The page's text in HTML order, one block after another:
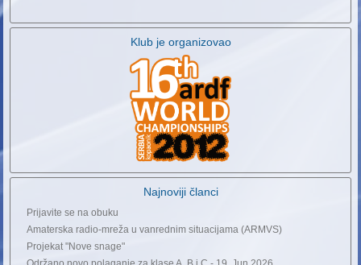
Klub je organizovao
Najnoviji članci
Prijavite se na obuku
Amaterska radio-mreža u vanrednim situacijama (ARMVS)
Projekat "Nove snage"